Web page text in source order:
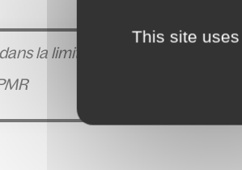
la limite des places disponibles
This site